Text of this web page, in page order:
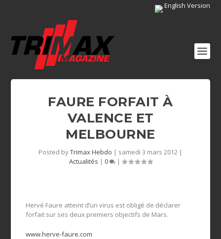
English Version
FAURE FORFAIT À
VALENCE ET
MELBOURNE
Posted byTrimax Hebdo | samedi 3 mars 2012 |
Actualités | 0 |
Hervé Faure atteint d’un virus est obligé de déclarer
forfait sur ses deux premiers objectifs de Mars.
www.herve-faure.com